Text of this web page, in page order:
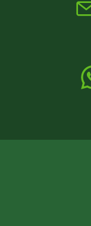
Kompatibel mit dem
Einstellbarer Booster
Nicht leitfähige